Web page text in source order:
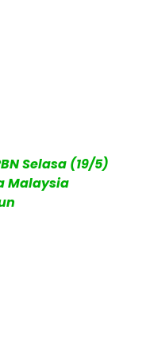
Selasa (19/5)
Malaysia